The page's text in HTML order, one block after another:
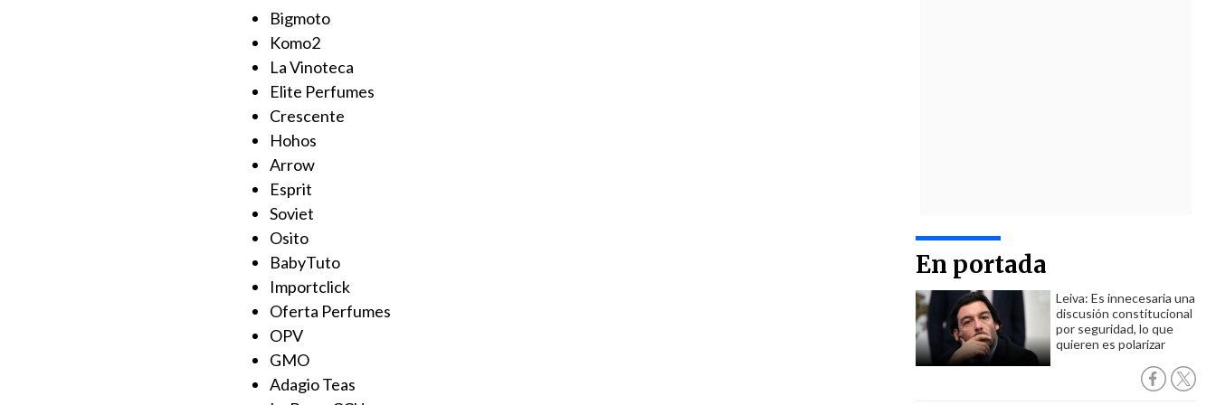
En portada
Leiva: Es innecesaria una
discusión constitucional
por seguridad, lo que
quieren es polarizar
Bigmoto
Komo2
La Vinoteca
Elite Perfumes
Crescente
Hohos
Arrow
Esprit
Soviet
Osito
BabyTuto
Importclick
Oferta Perfumes
OPV
GMO
Adagio Teas